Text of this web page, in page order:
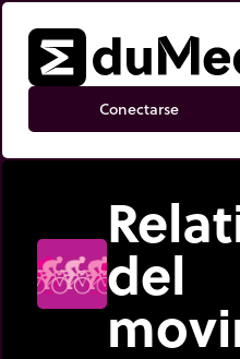
Conectarse
del